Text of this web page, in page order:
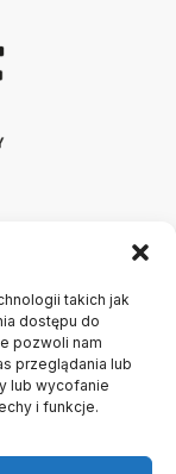
takich jak
dostępu do
pozwoli nam
przeglądania lub
lub wycofanie
i funkcje.